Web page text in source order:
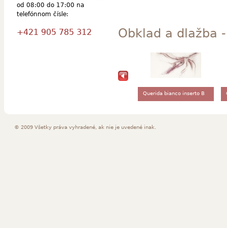
Obklad a dlažba
Querida bianco inserto B
od 08:00 do 17:00 na
telefónnom čísle:
+421 905 785 312
© 2009 Všetky práva vyhradené, ak nie je uvedené inak.